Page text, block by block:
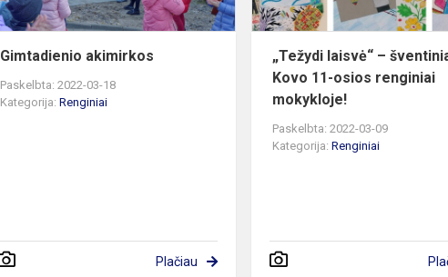
Gimtadienio akimirkos
Paskelbta: 2022-03-18
Kategorija:Renginiai
Plačiau
„Težydi laisvė“ –
Kovo 11-osios renginiai
mokykloje!
Paskelbta: 2022-03-09
Kategorija:Renginiai